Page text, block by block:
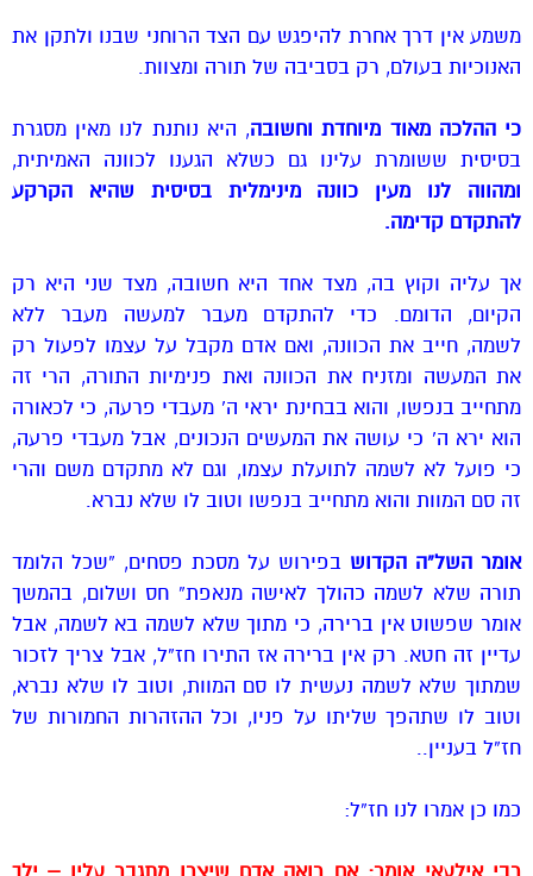
משמע אין דרך אחרת להיפגש עם הצד הרוחני שבנו ולתקן את
האנוכיות בעולם, רק בסביבה של תורה ומצוות.
כי ההלכה מאוד מיוחדת וחשובה, היא נותנת לנו מאין מסגרת
בסיסית ששומרת עלינו גם כשלא הגענו לכוונה האמיתית,
ומהווה לנו מעין כוונה מינימלית בסיסית שהיא הקרקע
להתקדם קדימה.
אך עליה וקוץ בה, מצד אחד היא חשובה, מצד שני היא רק
הקיום, הדומם. כדי להתקדם מעבר למעשה מעבר ללא
לשמה, חייב את הכוונה, ואם אדם מקבל על עצמו לפעול רק
את המעשה ומזניח את הכוונה ואת פנימיות התורה, הרי זה
מתחייב בנפשו, והוא בבחינת יראי ה’ מעבדי פרעה, כי לכאורה
הוא ירא ה’ כי עושה את המעשים הנכונים, אבל מעבדי פרעה,
כי פועל לא לשמה לתועלת עצמו, וגם לא מתקדם משם והרי
זה סם המוות והוא מתחייב בנפשו וטוב לו שלא נברא.
אומר השל”ה הקדוש בפירוש על מסכת פסחים, “שכל הלומד
תורה שלא לשמה כהולך לאישה מנאפת” חס ושלום, בהמשך
אומר שפשוט אין ברירה, כי מתוך שלא לשמה בא לשמה, אבל
עדיין זה חטא. רק אין ברירה אז התירו חז”ל, אבל צריך לזכור
שמתוך שלא לשמה נעשית לו סם המוות, וטוב לו שלא נברא,
וטוב לו שתהפך שליתו על פניו, וכל ההזהרות החמורות של
חז”ל בעניין..
כמו כן אמרו לנו חז”ל: